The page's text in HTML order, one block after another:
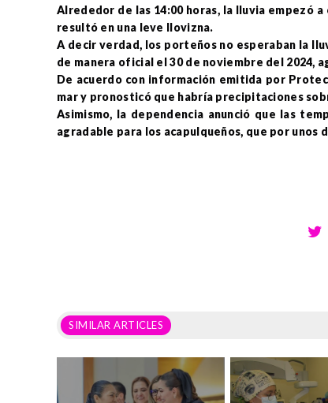
Alrededor de las 14:00 horas, la lluvia empezó
resultó en una leve llovizna.
A decir verdad, los porteños no esperaban la
de manera oficial el 30 de noviembre del
De acuerdo con información emitida por
mar y pronosticó que habría precipitaciones
Asimismo, la dependencia anunció que las
agradable para los acapulqueños, que por
SIMILAR ARTICLES